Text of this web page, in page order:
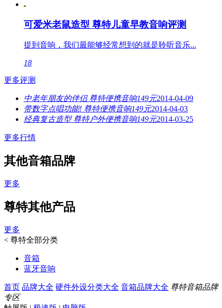
可爱米老鼠造型 尊特儿童早教音响评测
提到音响，我们最能够经常想到的就是聆听音乐...
18
更多评测
中老年朋友的伴侣 尊特便携音响149元2014-04-09
带数字点唱功能! 尊特便携音响149元2014-04-03
经典复古造型 尊特户外便携音响149元2014-03-25
更多行情
其他音箱品牌
更多
尊特其他产品
更多
< 尊特全部分类
音箱
蓝牙音响
首页 品牌大全 硬件外设分类大全 音箱品牌大全 尊特音箱品牌
专区